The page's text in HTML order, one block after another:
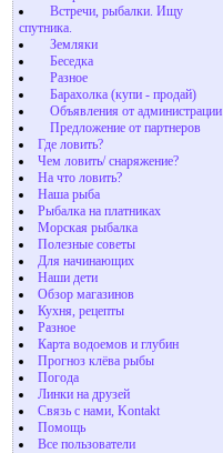
Встречи, рыбалки. Ищу
спутника.
Земляки
Беседка
Разное
Барахолка (купи - продай)
Объявления от администрации
Предложение от партнеров
Где ловить?
Чем ловить/ снаряжение?
На что ловить?
Наша рыба
Рыбалка на платниках
Морская рыбалка
Полезные советы
Для начинающих
Наши дети
Обзор магазинов
Кухня, рецепты
Разное
Карта водоемов и глубин
Прогноз клёва рыбы
Погода
Линки на друзей
Связь с нами, Kontakt
Помощь
Все пользователи